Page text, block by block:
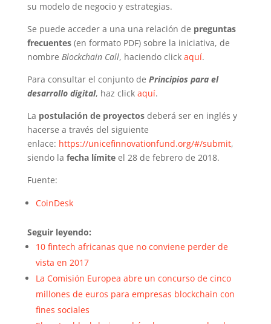
su modelo de negocio y estrategias.
Se puede acceder a una una relación de preguntas
frecuentes(en formato PDF) sobre la iniciativa, de
nombre Blockchain Call, haciendo click aquí.
Para consultar el conjunto de Principios para el
desarrollo digital, haz click aquí.
La postulación de proyectosdeberá ser en inglés y
hacerse a través del siguiente
enlace: https://unicefinnovationfund.org/#/submit,
siendo la fecha límiteel 28 de febrero de 2018.
Fuente:
CoinDesk
Seguir leyendo:
10 fintech africanas que no conviene perder de
vista en 2017
La Comisión Europea abre un concurso de cinco
millones de euros para empresas blockchain con
fines sociales